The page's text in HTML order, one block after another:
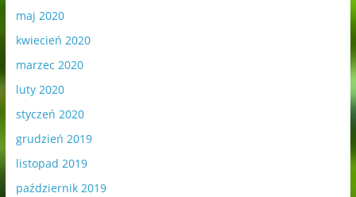
maj 2020
kwiecień 2020
marzec 2020
luty 2020
styczeń 2020
grudzień 2019
listopad 2019
październik 2019